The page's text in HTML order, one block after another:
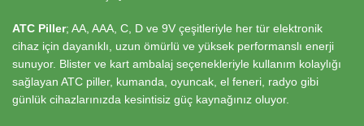
ATC Piller; AA, AAA, C, D ve 9V çeşitleriyle her tür elektronik
cihaz için dayanıklı, uzun ömürlü ve yüksek performanslı enerji
sunuyor. Blister ve kart ambalaj seçenekleriyle kullanım kolaylığı
sağlayan ATC piller, kumanda, oyuncak, el feneri, radyo gibi
günlük cihazlarınızda kesintisiz güç kaynağınız oluyor.